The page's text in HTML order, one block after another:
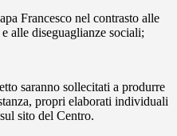
Francesco nel contrasto alle
alle diseguaglianze sociali;
saranno sollecitati a produrre
propri elaborati individuali
sito del Centro.